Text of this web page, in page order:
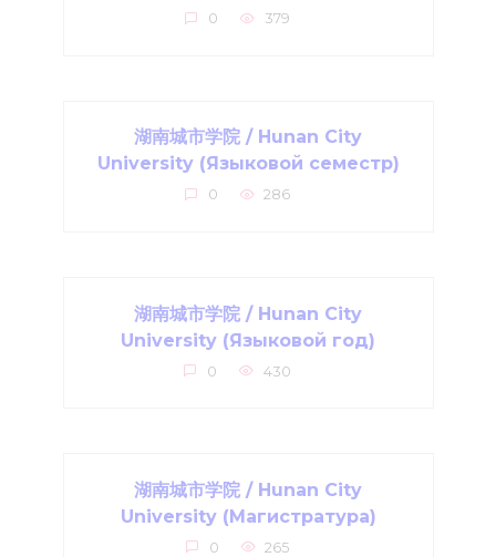
0 379
湖南城市学院 / Hunan City
University (Языковой семестр)
0 286
湖南城市学院 / Hunan City
University (Языковой год)
0 430
湖南城市学院 / Hunan City
University (Магистратура)
0 265